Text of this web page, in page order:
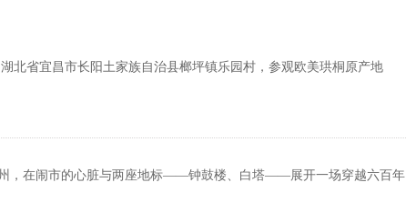
北省宜昌市长阳土家族自治县榔坪镇乐园村，参观欧美珙桐原产地
，在闹市的心脏与两座地标——钟鼓楼、白塔——展开一场穿越六百年